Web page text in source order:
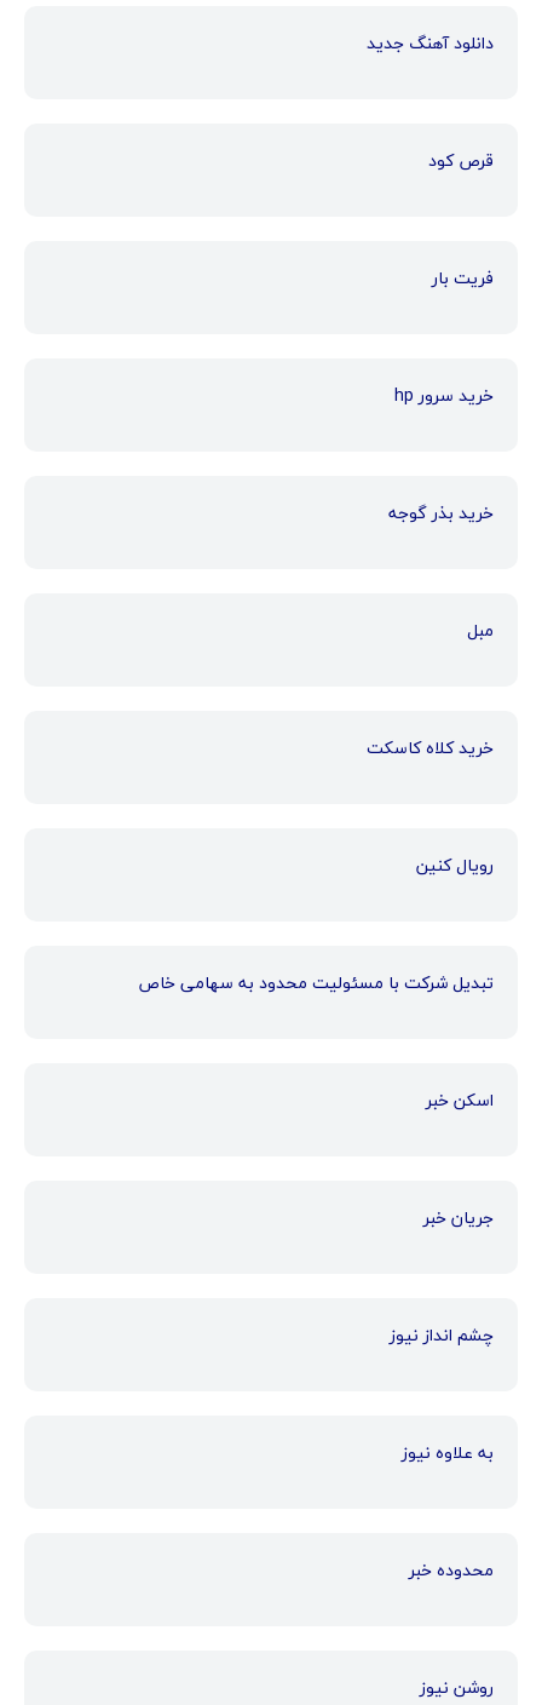
دانلود آهنگ جدید
قرص کود
فریت بار
خرید سرور hp
خرید بذر گوجه
مبل
خرید کلاه کاسکت
رویال کنین
تبدیل شرکت با مسئولیت محدود به سهامی خاص
اسکن خبر
جریان خبر
چشم انداز نیوز
به علاوه نیوز
محدوده خبر
روشن نیوز